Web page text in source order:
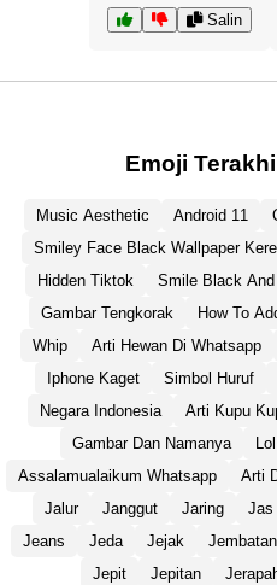
Salin
Emoji
Music Aesthetic Android 11
Smiley Face Black Wallpaper
Hidden Tiktok
Smile Black
Gambar Tengkorak
How To
Whip
Arti Hewan Di Whatsapp
Iphone Kaget
Simbol Huruf
Negara Indonesia
Arti Kupu
Gambar Dan Namanya
Assalamualaikum Whatsapp
Arti
Jalur
Janggut Jaring Jas
Jeans
Jeda Jejak Jembatan
Jepit
Jepitan